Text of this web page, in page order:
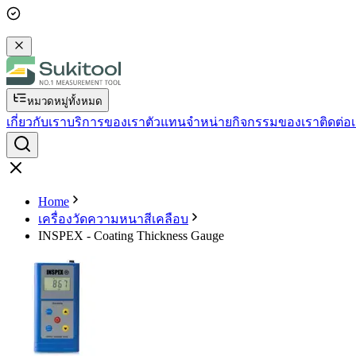
หมวดหมู่ทั้งหมด
เกี่ยวกับเราบริการของเราตัวแทนจำหน่ายกิจกรรมของเราติดต่อ
Home
เครื่องวัดความหนาสีเคลือบ
INSPEX - Coating Thickness Gauge